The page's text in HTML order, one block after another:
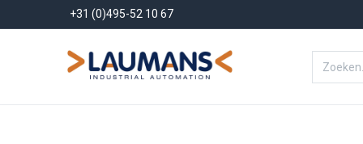
+31 (0)495-52 10 67